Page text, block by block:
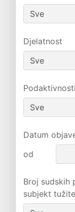
Djelatnost
Podaktivnosti
Datum
od
Broj sudskih
subjekt